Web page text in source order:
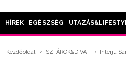
HÍREK EGÉSZSÉG
Kezdőoldal SZTÁROK&DIVAT Interjú